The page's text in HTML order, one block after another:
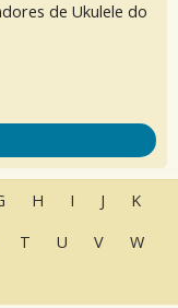
de Ukulele do
H I J
K
T U V
W